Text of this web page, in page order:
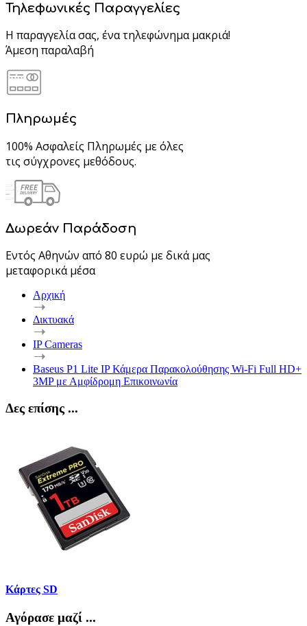
Τηλεφωνικές Παραγγελίες
Η παραγγελία σας, ένα τηλεφώνημα μακριά!
Άμεση παραλαβή
Πληρωμές
100% Ασφαλείς Πληρωμές με όλες
τις σύγχρονες μεθόδους.
Δωρεάν Παράδοση
Εντός Αθηνών από 80 ευρώ με δικά μας
μεταφορικά μέσα
Αρχική
Δικτυακά
IP Cameras
Baseus P1 Lite IP Κάμερα Παρακολούθησης Wi-Fi Full HD+
3MP με Αμφίδρομη Επικοινωνία
Δες επίσης ...
Κάρτες SD
Αγόρασε μαζί ...